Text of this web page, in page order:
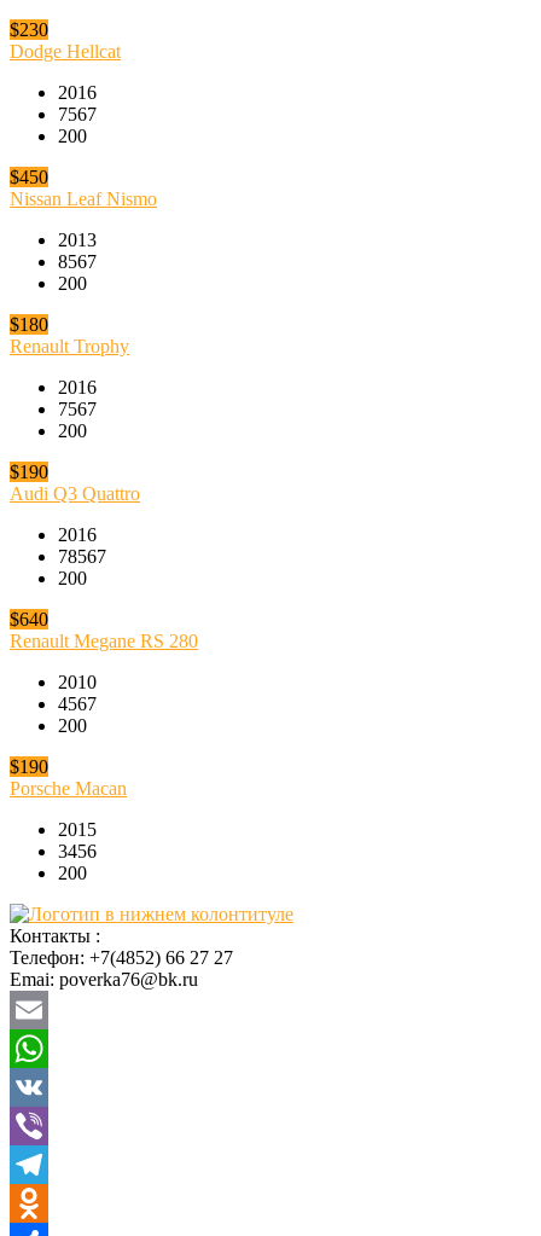
$230
Dodge Hellcat
2016
7567
200
$450
Nissan Leaf Nismo
2013
8567
200
$180
Renault Trophy
2016
7567
200
$190
Audi Q3 Quattro
2016
78567
200
$640
Renault Megane RS 280
2010
4567
200
$190
Porsche Macan
2015
3456
200
Контакты :
Телефон: +7(4852) 66 27 27
Emai: poverka76@bk.ru
Email
WhatsApp
VK
Viber
Telegram